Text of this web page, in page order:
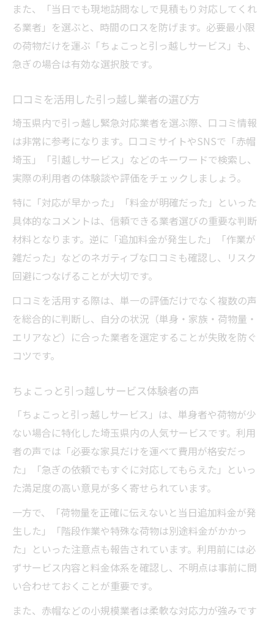
また、「当日でも現地訪問なしで見積もり対応してくれ
る業者」を選ぶと、時間のロスを防げます。必要最小限
の荷物だけを運ぶ「ちょこっと引っ越しサービス」も、
急ぎの場合は有効な選択肢です。
口コミを活用した引っ越し業者の選び方
埼玉県内で引っ越し緊急対応業者を選ぶ際、口コミ情報
は非常に参考になります。口コミサイトやSNSで「赤帽
埼玉」「引越しサービス」などのキーワードで検索し、
実際の利用者の体験談や評価をチェックしましょう。
特に「対応が早かった」「料金が明確だった」といった
具体的なコメントは、信頼できる業者選びの重要な判断
材料となります。逆に「追加料金が発生した」「作業が
雑だった」などのネガティブな口コミも確認し、リスク
回避につなげることが大切です。
口コミを活用する際は、単一の評価だけでなく複数の声
を総合的に判断し、自分の状況（単身・家族・荷物量・
エリアなど）に合った業者を選定することが失敗を防ぐ
コツです。
ちょこっと引っ越しサービス体験者の声
「ちょこっと引っ越しサービス」は、単身者や荷物が少
ない場合に特化した埼玉県内の人気サービスです。利用
者の声では「必要な家具だけを運べて費用が格安だっ
た」「急ぎの依頼でもすぐに対応してもらえた」といっ
た満足度の高い意見が多く寄せられています。
一方で、「荷物量を正確に伝えないと当日追加料金が発
生した」「階段作業や特殊な荷物は別途料金がかかっ
た」といった注意点も報告されています。利用前には必
ずサービス内容と料金体系を確認し、不明点は事前に問
い合わせておくことが重要です。
また、赤帽などの小規模業者は柔軟な対応力が強みです